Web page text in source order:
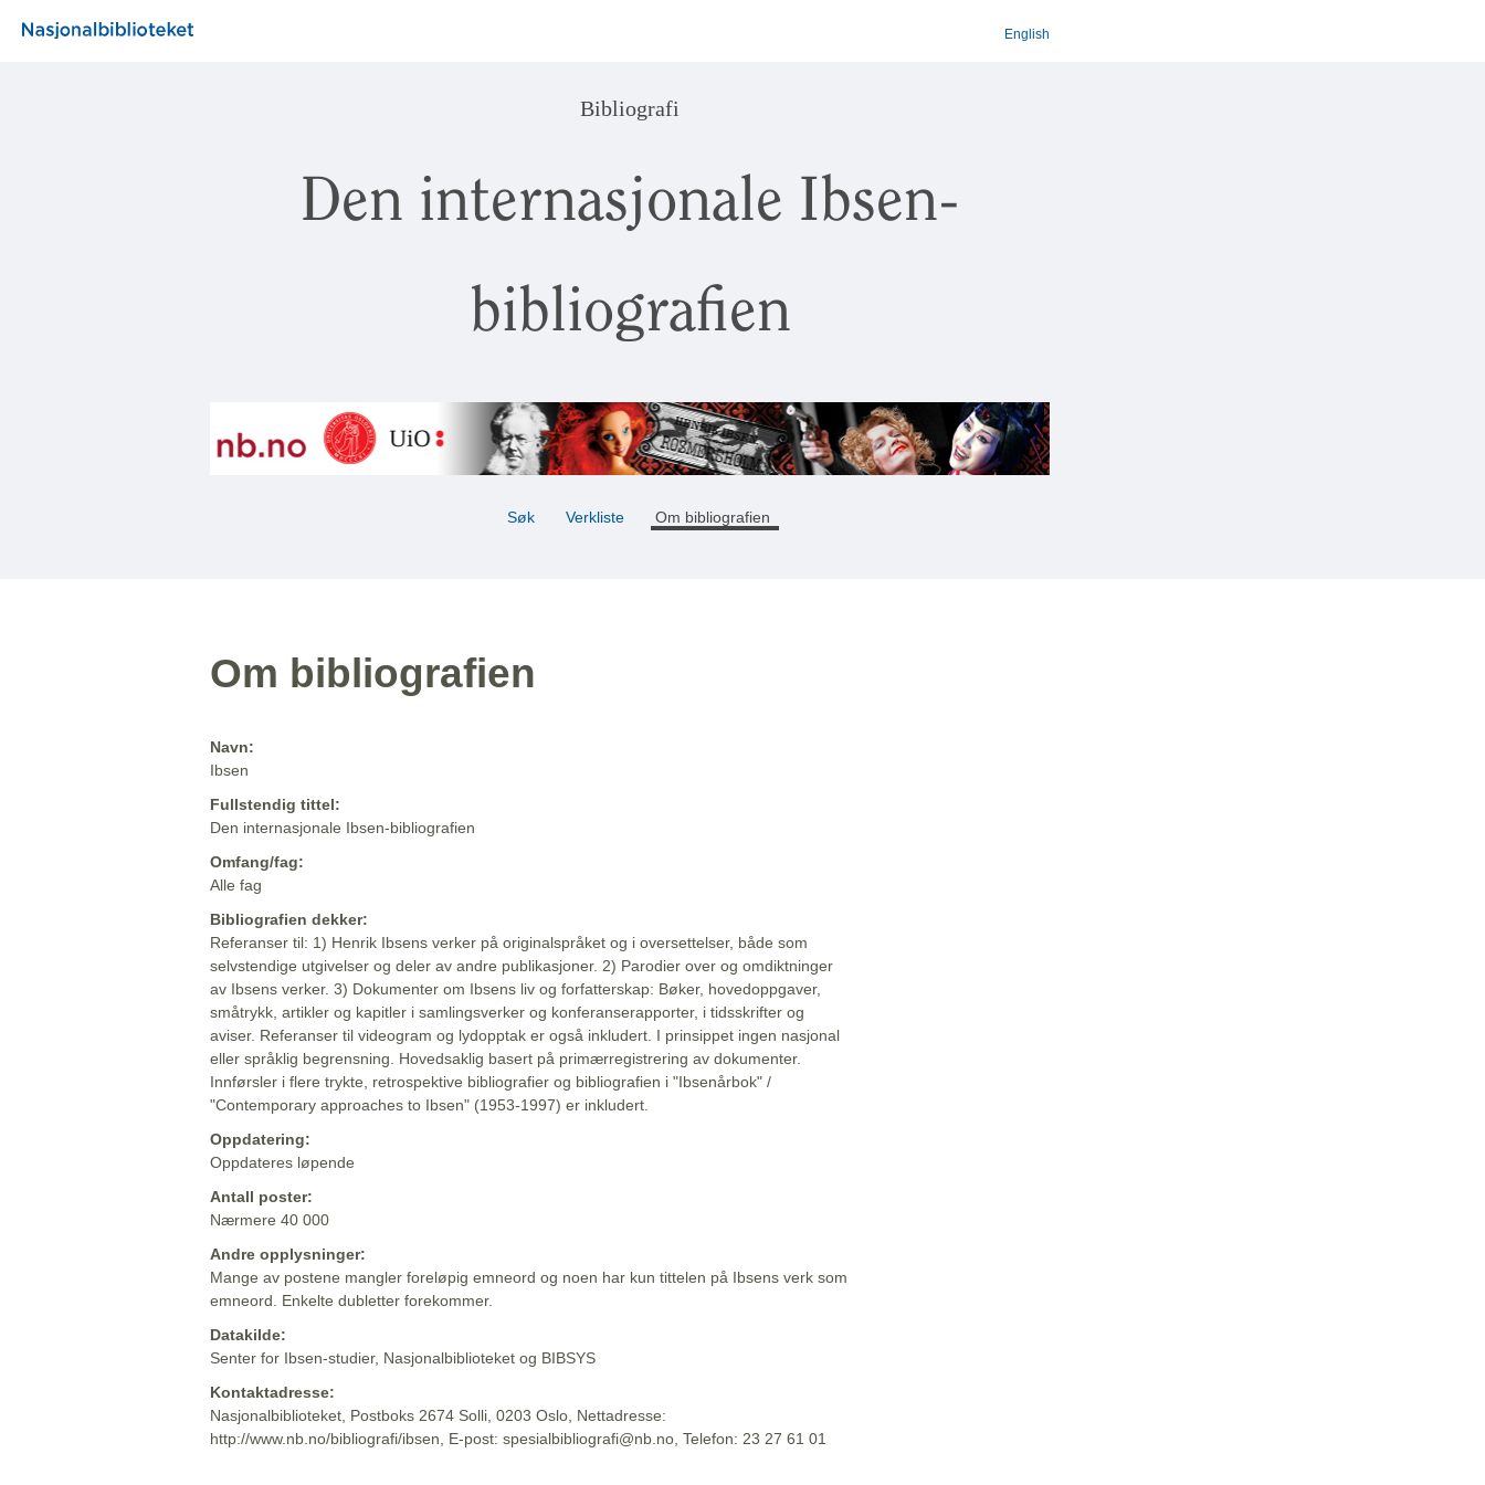
English
Bibliografi
Den internasjonale Ibsen-
bibliografien
Søk Verkliste Om bibliografien
Om bibliografien
Navn:
Ibsen
Fullstendig tittel:
Den internasjonale Ibsen-bibliografien
Omfang/fag:
Alle fag
Bibliografien dekker:
Referanser til: 1) Henrik Ibsens verker på originalspråket og i oversettelser, både som
selvstendige utgivelser og deler av andre publikasjoner. 2) Parodier over og omdiktninger
av Ibsens verker. 3) Dokumenter om Ibsens liv og forfatterskap: Bøker, hovedoppgaver,
småtrykk, artikler og kapitler i samlingsverker og konferanserapporter, i tidsskrifter og
aviser. Referanser til videogram og lydopptak er også inkludert. I prinsippet ingen nasjonal
eller språklig begrensning. Hovedsaklig basert på primærregistrering av dokumenter.
Innførsler i flere trykte, retrospektive bibliografier og bibliografien i "Ibsenårbok" /
"Contemporary approaches to Ibsen" (1953-1997) er inkludert.
Oppdatering:
Oppdateres løpende
Antall poster:
Nærmere 40 000
Andre opplysninger:
Mange av postene mangler foreløpig emneord og noen har kun tittelen på Ibsens verk som
emneord. Enkelte dubletter forekommer.
Datakilde:
Senter for Ibsen-studier, Nasjonalbiblioteket og BIBSYS
Kontaktadresse:
Nasjonalbiblioteket, Postboks 2674 Solli, 0203 Oslo, Nettadresse:
http://www.nb.no/bibliografi/ibsen, E-post: spesialbibliografi@nb.no, Telefon: 23 27 61 01